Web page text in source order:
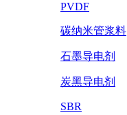
PVDF
碳纳米管浆料
石墨导电剂
炭黑导电剂
SBR